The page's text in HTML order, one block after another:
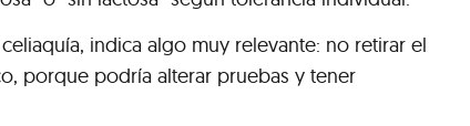
indica algo muy relevante: no retirar el
porque podría alterar pruebas y tener